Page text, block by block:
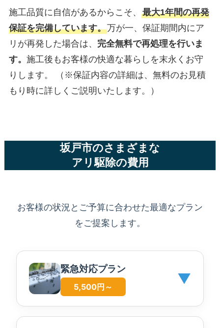
施工品質に自信があるからこそ、 最大1年間の再発
保証を完備しています。万が一、保証期間内にア
リが再発した場合は、 完全無料で再処理を行いま
す。 施工後もお客様の快適な暮らしを末永くお守
りします。 （※保証内容の詳細は、無料のお見積
もり時に詳しくご説明いたします。）
坂戸市のさまざまな
アリ駆除の費用
お客様の状況とご予算に合わせた最適なプラン
をご提案します。
緊急対応プラン
5,500円～ ▼